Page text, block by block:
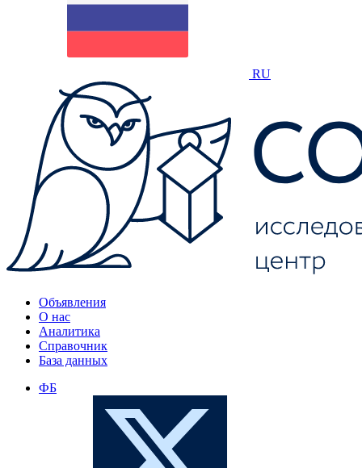
RU
Объявления
О нас
Аналитика
Справочник
База данных
ФБ